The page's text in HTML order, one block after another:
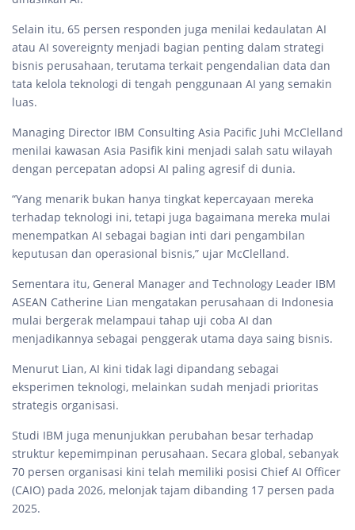
Selain itu, 65 persen responden juga menilai kedaulatan AI
atau AI sovereignty menjadi bagian penting dalam strategi
bisnis perusahaan, terutama terkait pengendalian data dan
tata kelola teknologi di tengah penggunaan AI yang semakin
luas.
Managing Director IBM Consulting Asia Pacific Juhi McClelland
menilai kawasan Asia Pasifik kini menjadi salah satu wilayah
dengan percepatan adopsi AI paling agresif di dunia.
“Yang menarik bukan hanya tingkat kepercayaan mereka
terhadap teknologi ini, tetapi juga bagaimana mereka mulai
menempatkan AI sebagai bagian inti dari pengambilan
keputusan dan operasional bisnis,” ujar McClelland.
Sementara itu, General Manager and Technology Leader IBM
ASEAN Catherine Lian mengatakan perusahaan di Indonesia
mulai bergerak melampaui tahap uji coba AI dan
menjadikannya sebagai penggerak utama daya saing bisnis.
Menurut Lian, AI kini tidak lagi dipandang sebagai
eksperimen teknologi, melainkan sudah menjadi prioritas
strategis organisasi.
Studi IBM juga menunjukkan perubahan besar terhadap
struktur kepemimpinan perusahaan. Secara global, sebanyak
70 persen organisasi kini telah memiliki posisi Chief AI Officer
(CAIO) pada 2026, melonjak tajam dibanding 17 persen pada
2025.